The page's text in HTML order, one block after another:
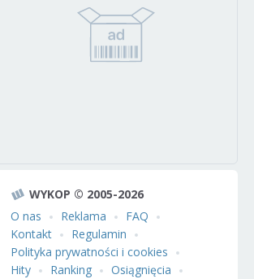
WYKOP © 2005-2026
O nas
Reklama
FAQ
Kontakt
Regulamin
Polityka prywatności i cookies
Hity
Ranking
Osiągnięcia